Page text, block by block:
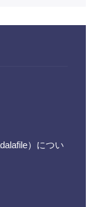
）につい